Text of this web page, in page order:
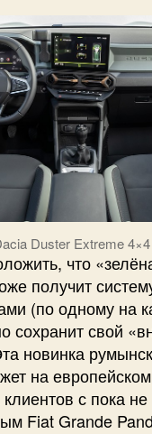
Duster Extreme 4×4
что
получит
(по одному на
сохранит свой
новинка
на
с пока не
Fiat Grande